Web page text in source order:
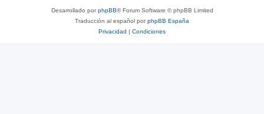
Desarrollado porphpBB® Forum Software © phpBB Limited
Traducción al español porphpBB España
Privacidad | Condiciones